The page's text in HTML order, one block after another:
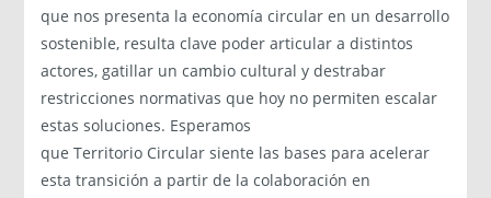
que nos presenta la economía circular en un desarrollo
sostenible, resulta clave poder articular a distintos
actores, gatillar un cambio cultural y destrabar
restricciones normativas que hoy no permiten escalar
estas soluciones. Esperamos
que Territorio Circular siente las bases para acelerar
esta transición a partir de la colaboración en